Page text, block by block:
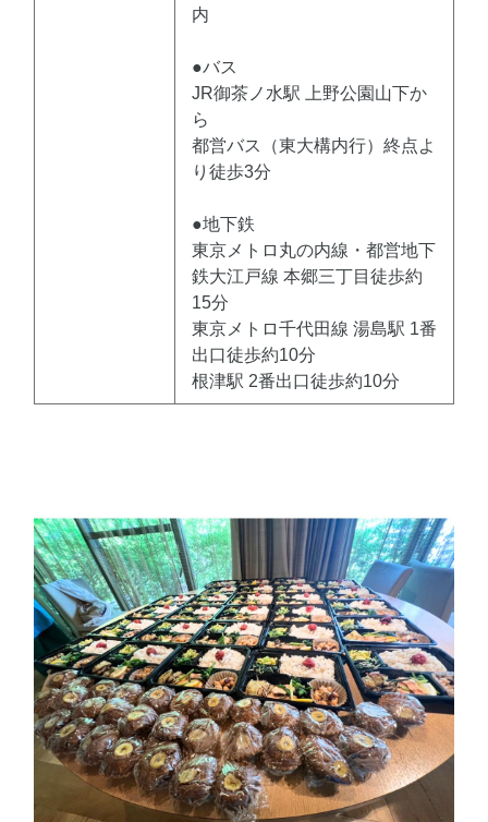
内
●バス
JR御茶ノ水駅 上野公園山下か
ら
都営バス（東大構内行）終点よ
り徒歩3分
●地下鉄
東京メトロ丸の内線・都営地下
鉄大江戸線 本郷三丁目徒歩約
15分
東京メトロ千代田線 湯島駅 1番
出口徒歩約10分
根津駅 2番出口徒歩約10分